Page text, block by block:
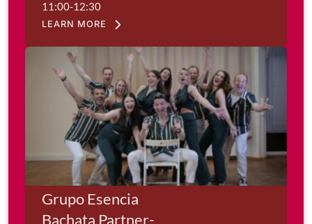
11:00-12:30
LEARN MORE
Grupo Esencia
Bachata Partner-